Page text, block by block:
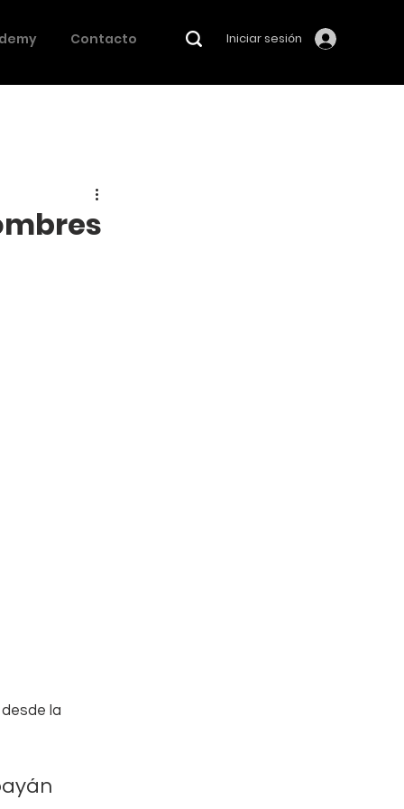
Iniciar sesión
Contacto
la